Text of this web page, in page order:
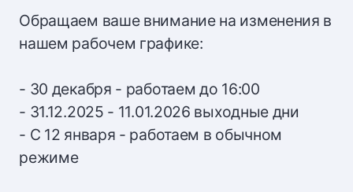
Обращаем ваше внимание на изменения в
нашем рабочем графике:
- 30 декабря - работаем до 16:00
- 31.12.2025 - 11.01.2026 выходные дни
- С 12 января - работаем в обычном
режиме